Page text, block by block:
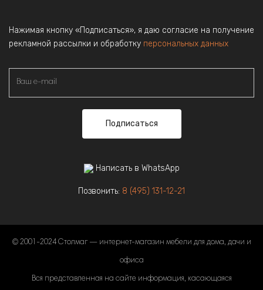
Нажимая кнопку «Подписаться», я даю согласие на получение
рекламной рассылки и обработку персональных данных
Подписаться
Написать в WhatsApp
Позвонить: 8 (495) 131-12-21
© 2001-2024 Столмаг — интернет-магазин мебели для дома, дачи и
офиса
Вся представленная на сайте информация, касающаяся